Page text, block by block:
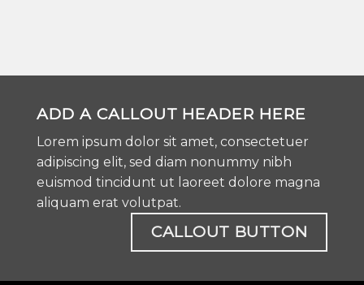
ADD A CALLOUT HEADER HERE
Lorem ipsum dolor sit amet, consectetuer
adipiscing elit, sed diam nonummy nibh
euismod tincidunt ut laoreet dolore magna
aliquam erat volutpat.
CALLOUT BUTTON